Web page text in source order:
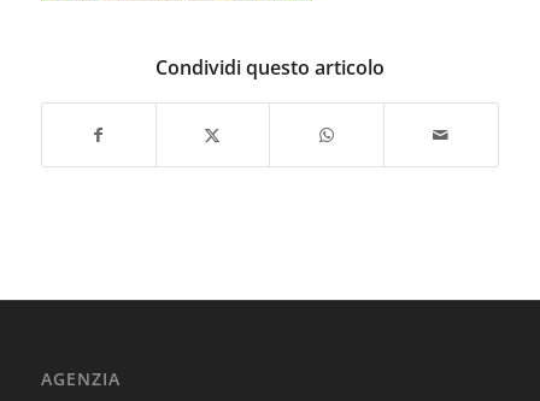
Condividi questo articolo
AGENZIA